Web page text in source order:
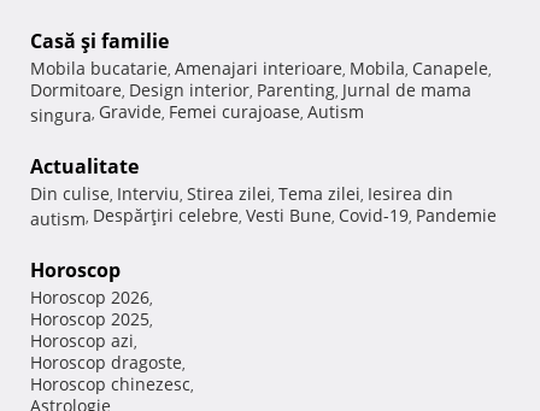
Casă şi familie
Mobila bucatarie, Amenajari interioare, Mobila, Canapele,
Dormitoare, Design interior, Parenting, Jurnal de mama
singura, Gravide, Femei curajoase, Autism
Actualitate
Din culise, Interviu, Stirea zilei, Tema zilei, Iesirea din
autism, Despărţiri celebre, Vesti Bune, Covid-19, Pandemie
Horoscop
Horoscop 2026,
Horoscop 2025,
Horoscop azi,
Horoscop dragoste,
Horoscop chinezesc,
Astrologie